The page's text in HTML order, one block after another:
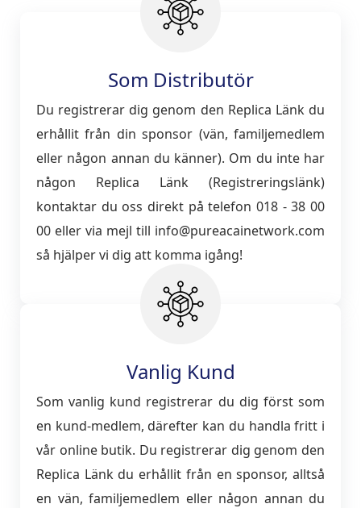
Som Distributör
Du registrerar dig genom den Replica Länk du
erhållit från din sponsor (vän, familjemedlem
eller någon annan du känner). Om du inte har
någon Replica Länk (Registreringslänk)
kontaktar du oss direkt på telefon 018 - 38 00
00 eller via mejl till info@pureacainetwork.com
så hjälper vi dig att komma igång!
Vanlig Kund
Som vanlig kund registrerar du dig först som
en kund-medlem, därefter kan du handla fritt i
vår online butik. Du registrerar dig genom den
Replica Länk du erhållit från en sponsor, alltså
en vän, familjemedlem eller någon annan du